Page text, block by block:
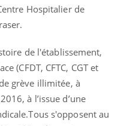
Hospitalier de
de l'établissement,
(CFDT, CFTC, CGT et
grève illimitée, à
à l’issue d’une
s'opposent au